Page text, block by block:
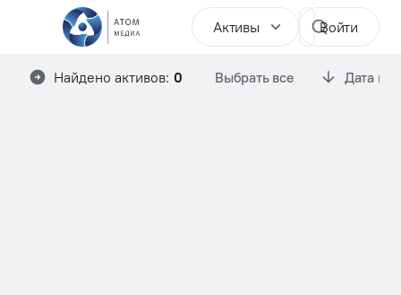
Активы Войти
Найдено активов: 0 Выбрать все Дата